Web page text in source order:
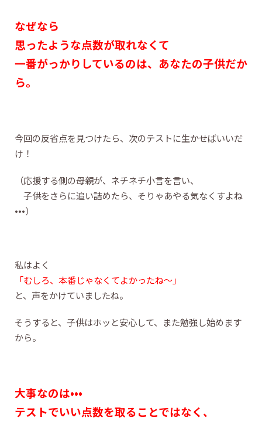
なぜなら
思ったような点数が取れなくて
一番がっかりしているのは、あなたの子供だか
ら。
今回の反省点を見つけたら、次のテストに生かせばいいだ
け！
（応援する側の母親が、ネチネチ小言を言い、
子供をさらに追い詰めたら、そりゃあやる気なくすよね
•••）
私はよく
「むしろ、本番じゃなくてよかったね〜」
と、声をかけていましたね。
そうすると、子供はホッと安心して、また勉強し始めます
から。
大事なのは•••
テストでいい点数を取ることではなく、